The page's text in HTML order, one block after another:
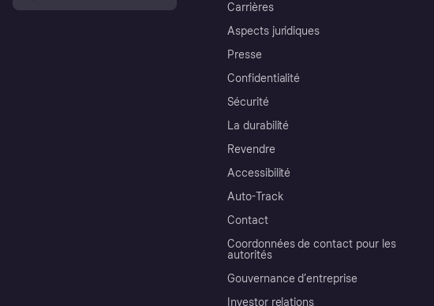
Carrières
Aspects juridiques
Presse
Confidentialité
Sécurité
La durabilité
Revendre
Accessibilité
Auto-Track
Contact
Coordonnées de contact pour les
autorités
Gouvernance d’entreprise
Investor relations